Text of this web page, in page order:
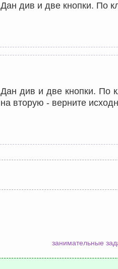
Дан див и две кнопки. По
Дан див и две кнопки. По
на вторую - верните
занимательные